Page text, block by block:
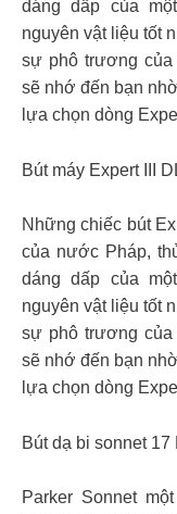
dáng dấp của
nguyên vật liệu tốt
sự phô trương của
sẽ nhớ đến bạn
lựa chọn dòng
Bút máy Expert III
Những chiếc bút
của nước Pháp,
dáng dấp của
nguyên vật liệu tốt
sự phô trương của
sẽ nhớ đến bạn
lựa chọn dòng
Bút dạ bi sonnet 17
Parker Sonnet